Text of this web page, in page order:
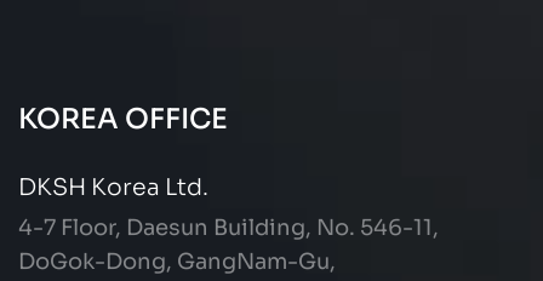
KOREA OFFICE
DKSH Korea Ltd.
4-7 Floor, Daesun Building, No. 546-11,
DoGok-Dong, GangNam-Gu,